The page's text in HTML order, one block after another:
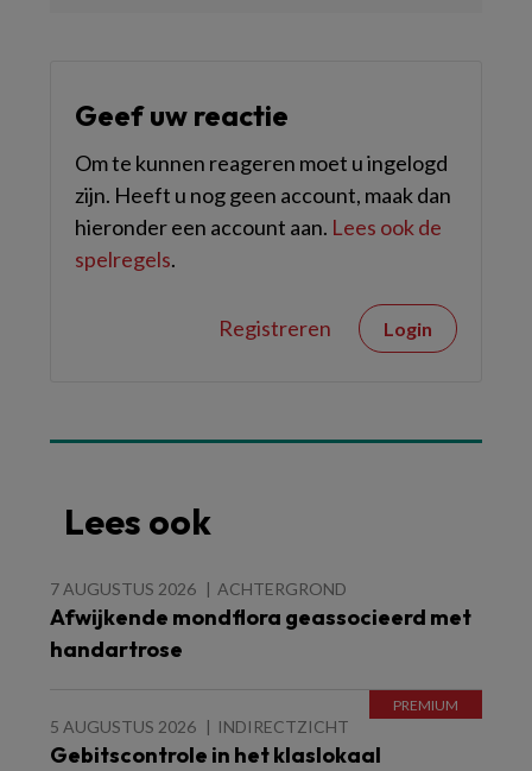
Geef uw reactie
Om te kunnen reageren moet u ingelogd
zijn. Heeft u nog geen account, maak dan
hieronder een account aan. Lees ook de
spelregels.
Registreren Login
Lees ook
7 AUGUSTUS 2026 ACHTERGROND
Afwijkende mondflora geassocieerd met
handartrose
5 AUGUSTUS 2026 INDIRECTZICHT
Gebitscontrole in het klaslokaal